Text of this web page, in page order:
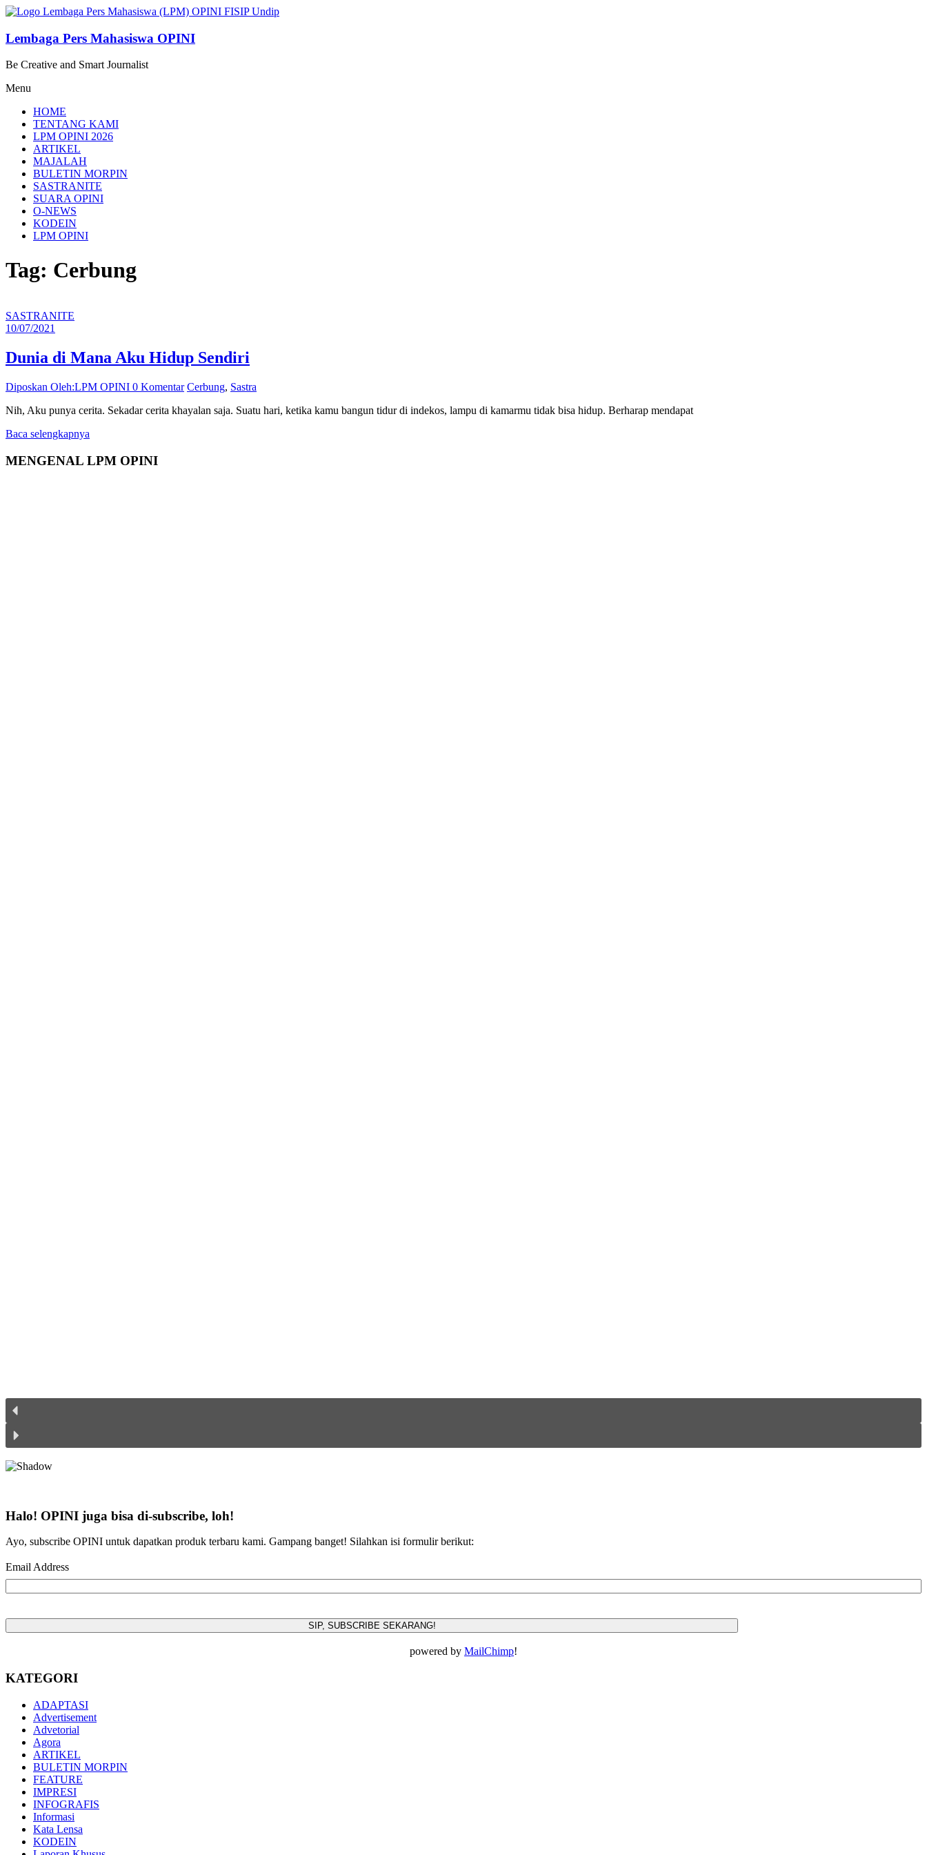
Lompat
konten
Lembaga Pers Mahasiswa OPINI
Be Creative and Smart Journalist
Menu
HOME
TENTANG KAMI
LPM OPINI 2026
ARTIKEL
MAJALAH
BULETIN MORPIN
SASTRANITE
SUARA OPINI
O-NEWS
KODEIN
LPM OPINI
Tag: Cerbung
SASTRANITE
10/07/2021
Dunia di Mana Aku Hidup Sendiri
Diposkan Oleh:LPM OPINI 0 Komentar Cerbung, Sastra
Nih, Aku punya cerita. Sekadar cerita khayalan saja. Suatu hari, ketika kamu bangun tidur di indekos, lampu di kamarmu tidak bisa hidup. Berharap mendapat
Baca selengkapnya
MENGENAL LPM OPINI
Halo! OPINI juga bisa di-subscribe, loh!
Ayo, subscribe OPINI untuk dapatkan produk terbaru kami. Gampang banget! Silahkan isi formulir berikut:
Email Address
powered by MailChimp!
KATEGORI
ADAPTASI
Advertisement
Advetorial
Agora
ARTIKEL
BULETIN MORPIN
FEATURE
IMPRESI
INFOGRAFIS
Informasi
Kata Lensa
KODEIN